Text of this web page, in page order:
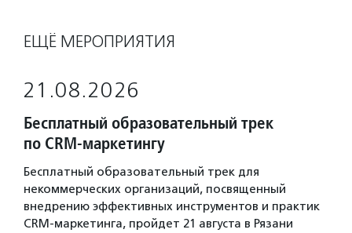
ЕЩЁ МЕРОПРИЯТИЯ
21.08.2026
Бесплатный образовательный трек
по CRM-маркетингу
Бесплатный образовательный трек для
некоммерческих организаций, посвященный
внедрению эффективных инструментов и практик
CRM-маркетинга, пройдет 21 августа в Рязани